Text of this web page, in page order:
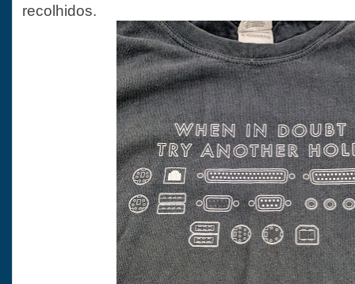
recolhidos.